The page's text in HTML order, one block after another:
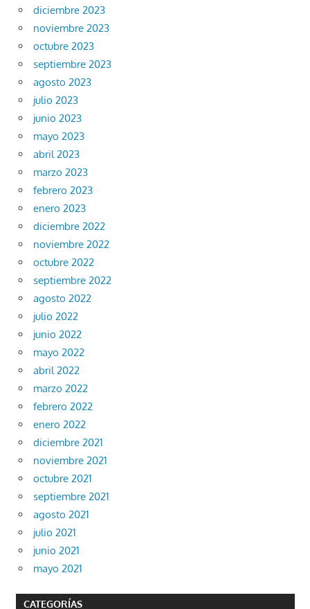
diciembre 2023
noviembre 2023
octubre 2023
septiembre 2023
agosto 2023
julio 2023
junio 2023
mayo 2023
abril 2023
marzo 2023
febrero 2023
enero 2023
diciembre 2022
noviembre 2022
octubre 2022
septiembre 2022
agosto 2022
julio 2022
junio 2022
mayo 2022
abril 2022
marzo 2022
febrero 2022
enero 2022
diciembre 2021
noviembre 2021
octubre 2021
septiembre 2021
agosto 2021
julio 2021
junio 2021
mayo 2021
CATEGORÍAS